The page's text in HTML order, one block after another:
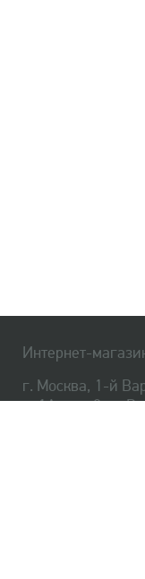
Интернет-
г. Москва, 1-й
д. 1А, стр. 3, м.